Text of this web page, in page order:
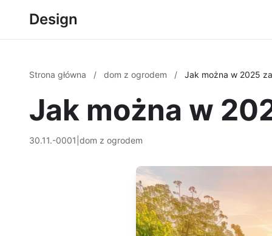
Design
Strona główna / dom z ogrodem / Jak można w 2025
Jak można w
30.11.-0001 dom z ogrodem